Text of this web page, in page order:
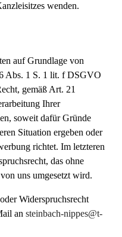
wenden.
auf Grundlage von
Abs. 1 S. 1 lit. f DSGVO
gemäß Art. 21
Ihrer
soweit dafür Gründe
Situation ergeben oder
richtet. Im letzteren
das ohne
uns umgesetzt wird.
Widerspruchsrecht
ansteinbach-nippes@t-